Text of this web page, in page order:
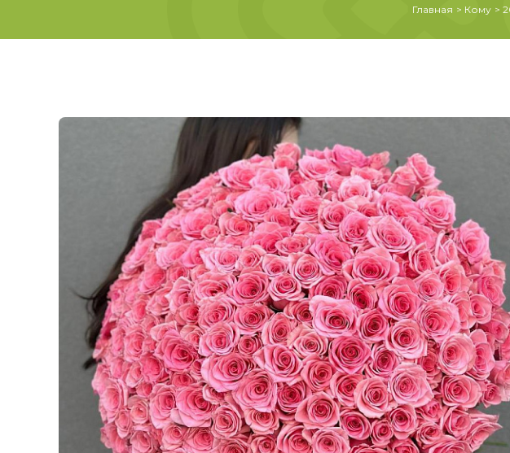
Главная > Кому >